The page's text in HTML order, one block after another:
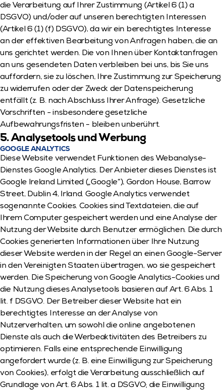
die Verarbeitung auf Ihrer Zustimmung (Artikel 6 (1) a
DSGVO) und/oder auf unseren berechtigten Interessen
(Artikel 6 (1) (f) DSGVO), da wir ein berechtigtes Interesse
an der effektiven Bearbeitung von Anfragen haben, die an
uns gerichtet werden. Die von Ihnen über Kontaktanfragen
an uns gesendeten Daten verbleiben bei uns, bis Sie uns
auffordern, sie zu löschen, Ihre Zustimmung zur Speicherung
zu widerrufen oder der Zweck der Datenspeicherung
entfällt (z. B. nach Abschluss Ihrer Anfrage). Gesetzliche
Vorschriften - insbesondere gesetzliche
Aufbewahrungsfristen - bleiben unberührt.
5. Analysetools und Werbung
GOOGLE ANALYTICS
Diese Website verwendet Funktionen des Webanalyse-
Dienstes Google Analytics. Der Anbieter dieses Dienstes ist
Google Ireland Limited („Google“), Gordon House, Barrow
Street, Dublin 4, Irland. Google Analytics verwendet
sogenannte Cookies. Cookies sind Textdateien, die auf
Ihrem Computer gespeichert werden und eine Analyse der
Nutzung der Website durch Benutzer ermöglichen. Die durch
Cookies generierten Informationen über Ihre Nutzung
dieser Website werden in der Regel an einen Google-Server
in den Vereinigten Staaten übertragen, wo sie gespeichert
werden. Die Speicherung von Google Analytics-Cookies und
die Nutzung dieses Analysetools basieren auf Art. 6 Abs. 1
lit. f DSGVO. Der Betreiber dieser Website hat ein
berechtigtes Interesse an der Analyse von
Nutzerverhalten, um sowohl die online angebotenen
Dienste als auch die Werbeaktivitäten des Betreibers zu
optimieren. Falls eine entsprechende Einwilligung
angefordert wurde (z. B. eine Einwilligung zur Speicherung
von Cookies), erfolgt die Verarbeitung ausschließlich auf
Grundlage von Art. 6 Abs. 1 lit. a DSGVO; die Einwilligung